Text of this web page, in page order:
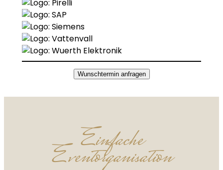
Wunschtermin anfragen
Einfache
Eventorganisation